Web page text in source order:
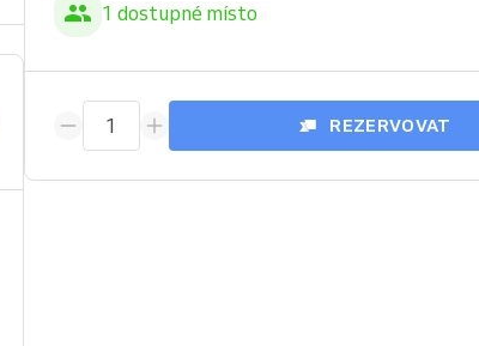
1 dostupné místo
1 REZERVOVAT